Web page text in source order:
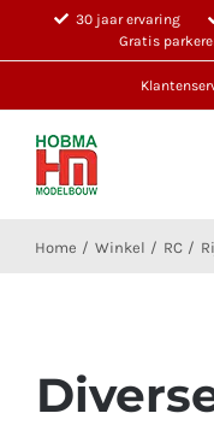
30 jaar ervaring
Gratis
Home Winkel RC